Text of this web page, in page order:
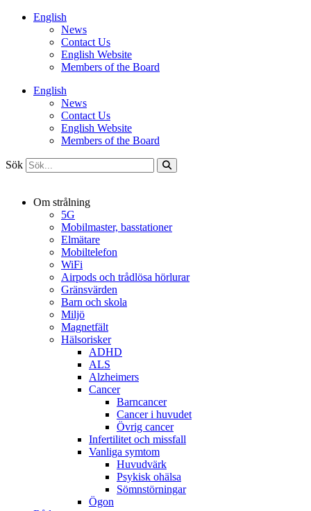
HoppaEnglish
News
Contact Us
English Website
Members of the Board
English
News
Contact Us
English Website
Members of the Board
Sök
Om strålning
5G
Mobilmaster, basstationer
Elmätare
Mobiltelefon
WiFi
Airpods och trådlösa hörlurar
Gränsvärden
Barn och skola
Miljö
Magnetfält
Hälsorisker
ADHD
ALS
Alzheimers
Cancer
Barncancer
Cancer i huvudet
Övrig cancer
Infertilitet och missfall
Vanliga symtom
Huvudvärk
Psykisk ohälsa
Sömnstörningar
Ögon